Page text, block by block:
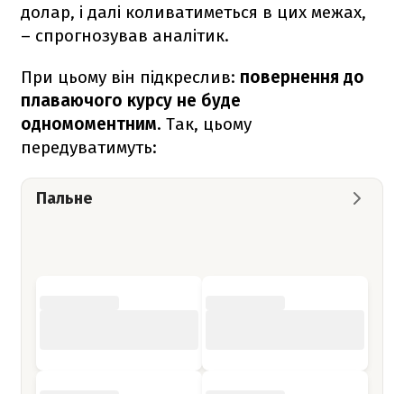
долар, і далі коливатиметься в цих межах,
– спрогнозував аналітик.
При цьому він підкреслив: повернення до
плаваючого курсу не буде
одномоментним. Так, цьому
передуватимуть:
Пальне